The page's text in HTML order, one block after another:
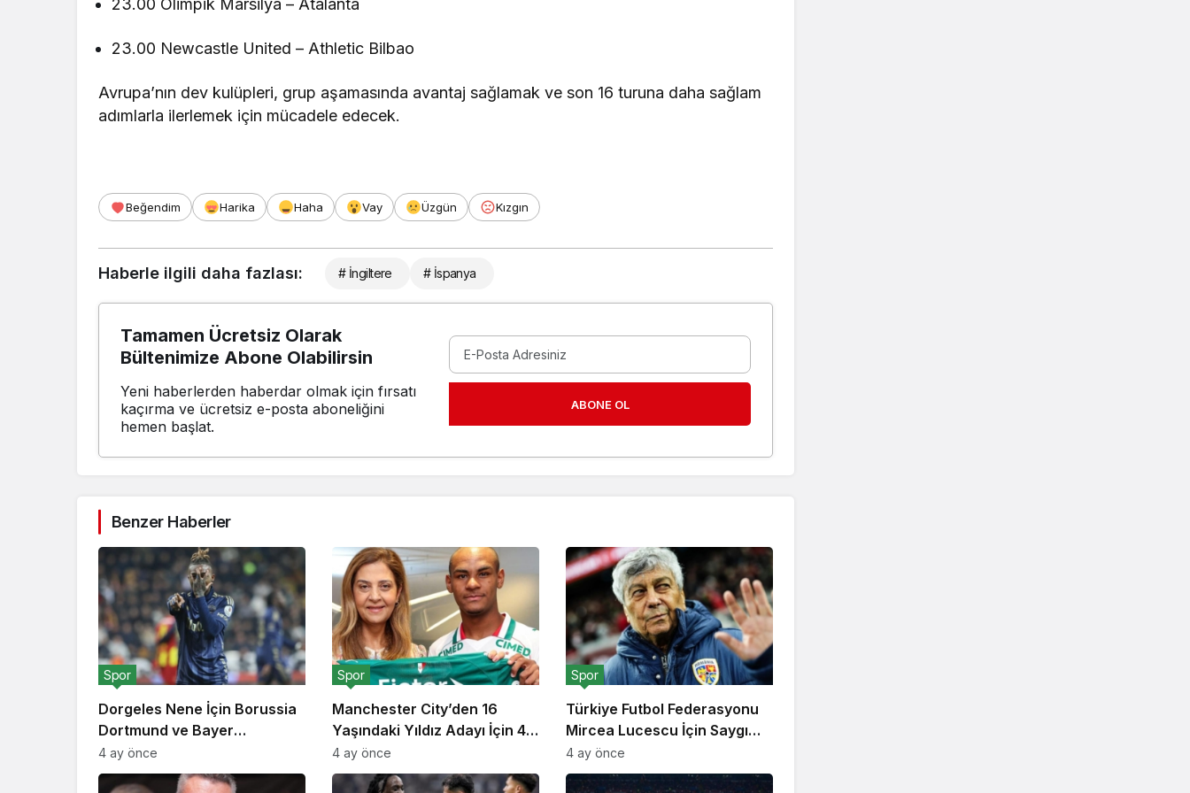
23.00 Olimpik Marsilya – Atalanta
23.00 Newcastle United – Athletic Bilbao
Avrupa’nın dev kulüpleri, grup aşamasında avantaj sağlamak ve son 16 turuna daha sağlam
adımlarla ilerlemek için mücadele edecek.
Beğendim Harika Haha Vay Üzgün Kızgın
Haberle ilgili daha fazlası: # İngiltere # İspanya
Tamamen Ücretsiz Olarak
Bültenimize Abone Olabilirsin
Yeni haberlerden haberdar olmak için fırsatı
kaçırma ve ücretsiz e-posta aboneliğini
hemen başlat.
ABONE OL
Benzer Haberler
Dorgeles Nene İçin Borussia
Dortmund ve Bayer
Leverkusen Devreye Girdi
Spor
4 ay önce
Manchester City’den 16
Yaşındaki Yıldız Adayı İçin 40
Milyon Euroluk Rekor Teklif
Spor
4 ay önce
Türkiye Futbol Federasyonu
Mircea Lucescu İçin Saygı
Duruşu Kararı Aldı
Spor
4 ay önce